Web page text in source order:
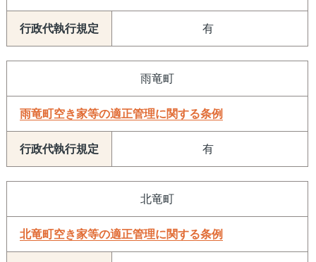
有
雨竜町
雨竜町空き家等の適正管理に関する条例
有
北竜町
北竜町空き家等の適正管理に関する条例